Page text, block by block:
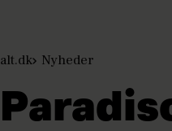
alt.dk Nyheder